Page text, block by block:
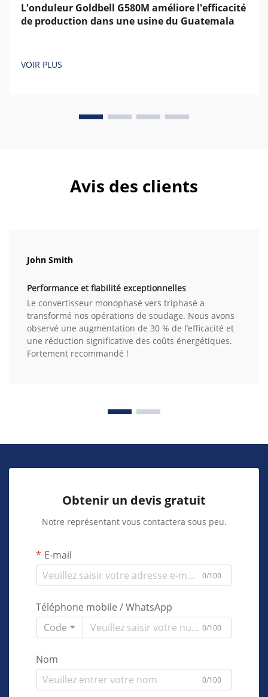
L'onduleur Goldbell G580M améliore l'efficacité
de production dans une usine du Guatemala
VOIR PLUS
Avis des clients
John Smith
Performance et fiabilité exceptionnelles
Le convertisseur monophasé vers triphasé a
transformé nos opérations de soudage. Nous avons
observé une augmentation de 30 % de l’efficacité et
une réduction significative des coûts énergétiques.
Fortement recommandé !
Obtenir un devis gratuit
Notre représentant vous contactera sous peu.
E-mail
0/100
Téléphone mobile / WhatsApp
Code
0/100
Nom
0/100